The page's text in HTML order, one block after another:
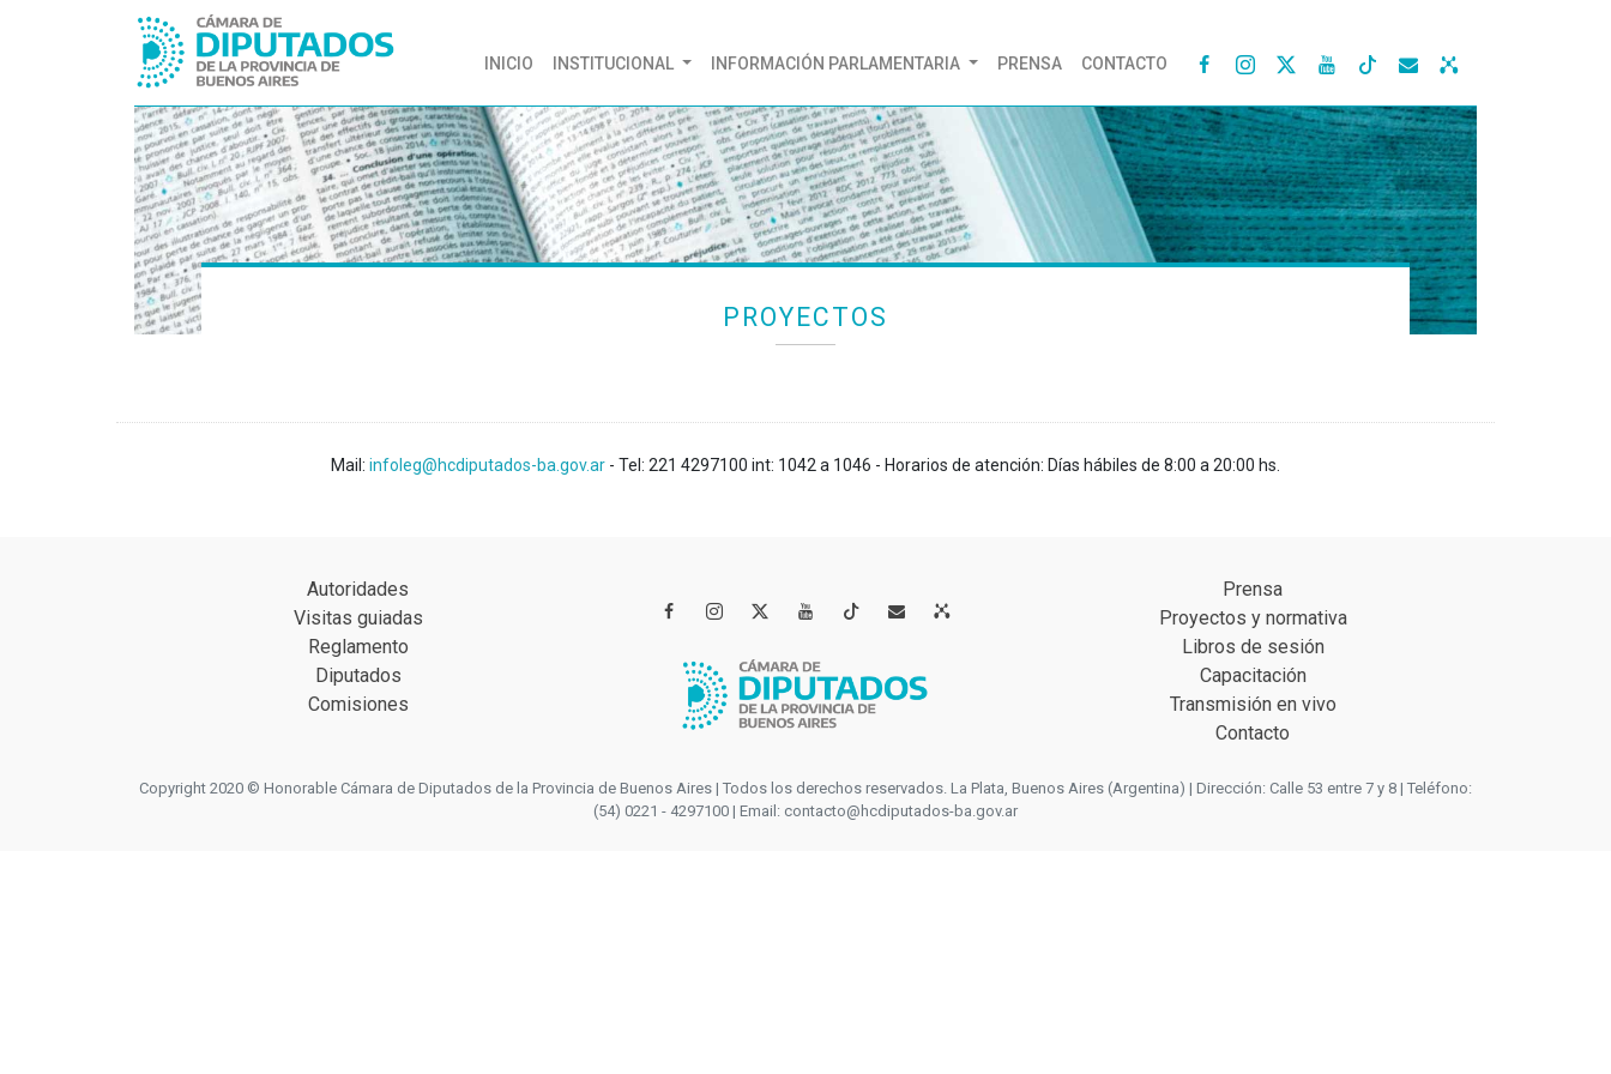
INICIO (CURRENT)
INSTITUCIONAL INFORMACIÓN PARLAMENTARIA PRENSA CONTACTO    
PROYECTOS
Mail: infoleg@hcdiputados-ba.gov.ar - Tel: 221 4297100 int: 1042 a 1046 - Horarios de atención: Días hábiles de 8:00 a 20:00 hs.
Autoridades
Visitas guiadas
Reglamento
Diputados
Comisiones
   
Prensa
Proyectos y normativa
Libros de sesión
Capacitación
Transmisión en vivo
Contacto
Copyright 2020 © Honorable Cámara de Diputados de la Provincia de Buenos Aires | Todos los derechos reservados. La Plata, Buenos Aires (Argentina) | Dirección: Calle 53 entre 7 y 8 | Teléfono:
(54) 0221 - 4297100 | Email: contacto@hcdiputados-ba.gov.ar